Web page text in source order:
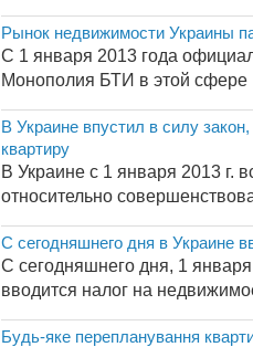
Рынок недвижимости Украины
С 1 января 2013 года
Монополия БТИ в этой сфере
В Украине впустил в силу
квартиру
В Украине с 1 января 2013 г.
относительно
С сегодняшнего дня в Украине
С сегодняшнего дня, 1 января
вводится налог на
Будь-яке перепланування